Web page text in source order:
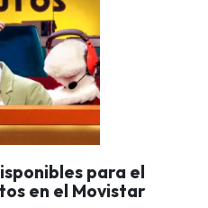
para el
en el Movistar